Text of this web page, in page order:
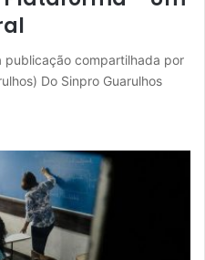
publicação compartilhada por
Do Sinpro Guarulhos